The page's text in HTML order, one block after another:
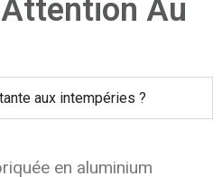
Attention Au
aux intempéries ?
en aluminium